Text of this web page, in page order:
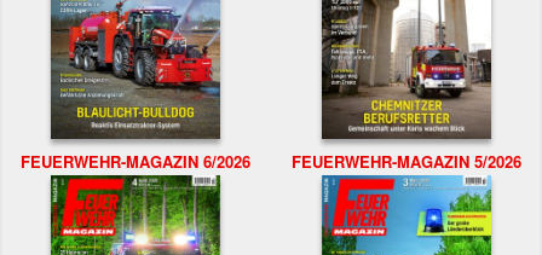
FEUERWEHR-MAGAZIN 6/2026 FEUERWEHR-MAGAZIN 5/2026